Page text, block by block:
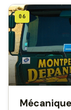
06
Mécanique